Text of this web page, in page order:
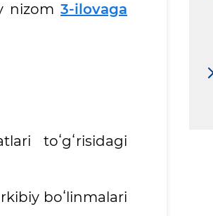
nizom 3-ilovaga
toʻgʻrisidagi
boʻlinmalari